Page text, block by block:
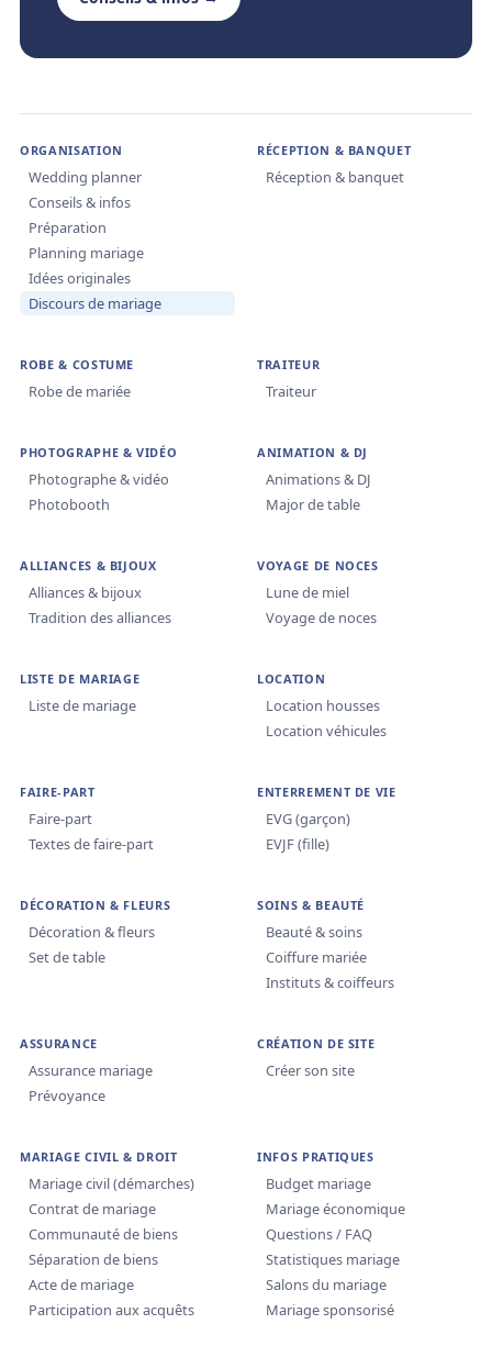
ORGANISATION
Wedding planner
Conseils & infos
Préparation
Planning mariage
Idées originales
Discours de mariage
RÉCEPTION & BANQUET
Réception & banquet
ROBE & COSTUME
Robe de mariée
TRAITEUR
Traiteur
PHOTOGRAPHE & VIDÉO
Photographe & vidéo
Photobooth
ANIMATION & DJ
Animations & DJ
Major de table
ALLIANCES & BIJOUX
Alliances & bijoux
Tradition des alliances
VOYAGE DE NOCES
Lune de miel
Voyage de noces
LISTE DE MARIAGE
Liste de mariage
LOCATION
Location housses
Location véhicules
FAIRE-PART
Faire-part
Textes de faire-part
ENTERREMENT DE VIE
EVG (garçon)
EVJF (fille)
DÉCORATION & FLEURS
Décoration & fleurs
Set de table
SOINS & BEAUTÉ
Beauté & soins
Coiffure mariée
Instituts & coiffeurs
ASSURANCE
Assurance mariage
Prévoyance
CRÉATION DE SITE
Créer son site
MARIAGE CIVIL & DROIT
Mariage civil (démarches)
Contrat de mariage
Communauté de biens
Séparation de biens
Acte de mariage
Participation aux acquêts
INFOS PRATIQUES
Budget mariage
Mariage économique
Questions / FAQ
Statistiques mariage
Salons du mariage
Mariage sponsorisé